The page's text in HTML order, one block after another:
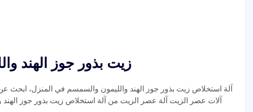
زيت بذور جوز الهند
آلة استخلاص زيت بذور جوز الهند والليمون والسمسم في المنزل، ابحث
آلات عصر الزيت آلة عصر الزيت من آلة استخلاص زيت بذور جوز